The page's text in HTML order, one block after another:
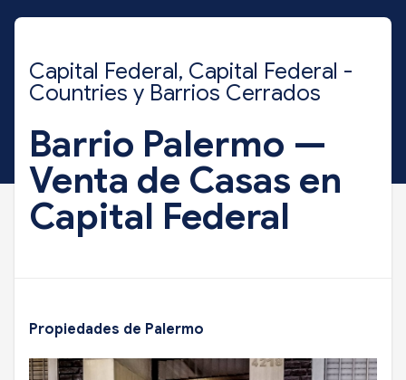
Capital Federal, Capital Federal -
Countries y Barrios Cerrados
Barrio Palermo —
Venta de Casas en
Capital Federal
Propiedades de Palermo